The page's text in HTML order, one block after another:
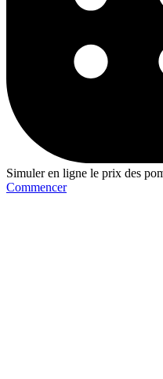
Simuler en ligne le prix des
Commencer